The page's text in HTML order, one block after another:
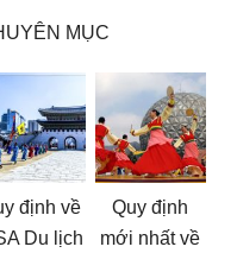
MỤC
định về
Du lịch
Quy định
mới nhất về